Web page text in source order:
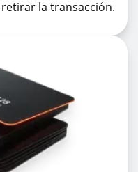
la transacción.